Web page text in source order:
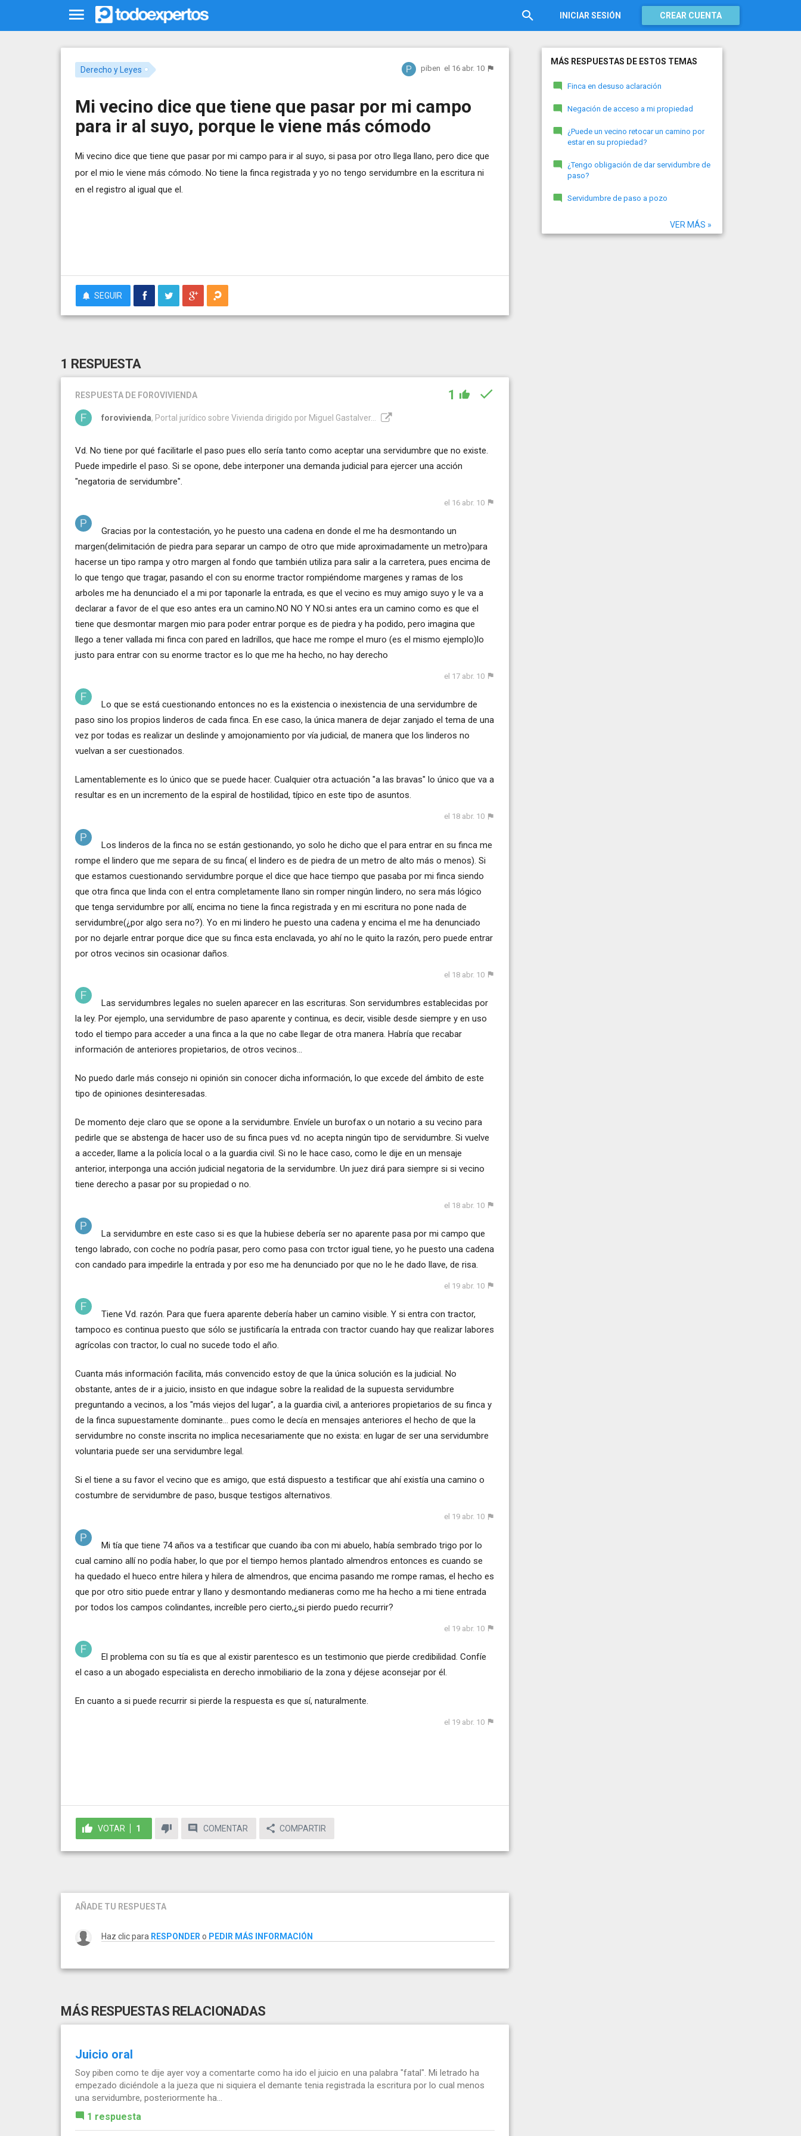
INICIAR SESIÓN CREAR CUENTA
Derecho y Leyes piben el 16 abr. 10
Mi vecino dice que tiene que pasar por mi campo
para ir al suyo, porque le viene más cómodo
Mi vecino dice que tiene que pasar por mi campo para ir al suyo, si pasa por otro llega llano, pero dice que
por el mio le viene más cómodo. No tiene la finca registrada y yo no tengo servidumbre en la escritura ni
en el registro al igual que el.
SEGUIR
1 RESPUESTA
RESPUESTA DE FOROVIVIENDA 1
forovivienda, Portal jurídico sobre Vivienda dirigido por Miguel Gastalver...
Vd. No tiene por qué facilitarle el paso pues ello sería tanto como aceptar una servidumbre que no existe.
Puede impedirle el paso. Si se opone, debe interponer una demanda judicial para ejercer una acción
"negatoria de servidumbre".
el 16 abr. 10
Gracias por la contestación, yo he puesto una cadena en donde el me ha desmontando un
margen(delimitación de piedra para separar un campo de otro que mide aproximadamente un metro)para
hacerse un tipo rampa y otro margen al fondo que también utiliza para salir a la carretera, pues encima de
lo que tengo que tragar, pasando el con su enorme tractor rompiéndome margenes y ramas de los
arboles me ha denunciado el a mi por taponarle la entrada, es que el vecino es muy amigo suyo y le va a
declarar a favor de el que eso antes era un camino.NO NO Y NO.si antes era un camino como es que el
tiene que desmontar margen mio para poder entrar porque es de piedra y ha podido, pero imagina que
llego a tener vallada mi finca con pared en ladrillos, que hace me rompe el muro (es el mismo ejemplo)lo
justo para entrar con su enorme tractor es lo que me ha hecho, no hay derecho
el 17 abr. 10
Lo que se está cuestionando entonces no es la existencia o inexistencia de una servidumbre de
paso sino los propios linderos de cada finca. En ese caso, la única manera de dejar zanjado el tema de una
vez por todas es realizar un deslinde y amojonamiento por vía judicial, de manera que los linderos no
vuelvan a ser cuestionados.
Lamentablemente es lo único que se puede hacer. Cualquier otra actuación "a las bravas" lo único que va a
resultar es en un incremento de la espiral de hostilidad, típico en este tipo de asuntos.
el 18 abr. 10
Los linderos de la finca no se están gestionando, yo solo he dicho que el para entrar en su finca me
rompe el lindero que me separa de su finca( el lindero es de piedra de un metro de alto más o menos). Si
que estamos cuestionando servidumbre porque el dice que hace tiempo que pasaba por mi finca siendo
que otra finca que linda con el entra completamente llano sin romper ningún lindero, no sera más lógico
que tenga servidumbre por allí, encima no tiene la finca registrada y en mi escritura no pone nada de
servidumbre(¿por algo sera no?). Yo en mi lindero he puesto una cadena y encima el me ha denunciado
por no dejarle entrar porque dice que su finca esta enclavada, yo ahí no le quito la razón, pero puede entrar
por otros vecinos sin ocasionar daños.
el 18 abr. 10
Las servidumbres legales no suelen aparecer en las escrituras. Son servidumbres establecidas por
la ley. Por ejemplo, una servidumbre de paso aparente y continua, es decir, visible desde siempre y en uso
todo el tiempo para acceder a una finca a la que no cabe llegar de otra manera. Habría que recabar
información de anteriores propietarios, de otros vecinos...
No puedo darle más consejo ni opinión sin conocer dicha información, lo que excede del ámbito de este
tipo de opiniones desinteresadas.
De momento deje claro que se opone a la servidumbre. Envíele un burofax o un notario a su vecino para
pedirle que se abstenga de hacer uso de su finca pues vd. no acepta ningún tipo de servidumbre. Si vuelve
a acceder, llame a la policía local o a la guardia civil. Si no le hace caso, como le dije en un mensaje
anterior, interponga una acción judicial negatoria de la servidumbre. Un juez dirá para siempre si si vecino
tiene derecho a pasar por su propiedad o no.
el 18 abr. 10
La servidumbre en este caso si es que la hubiese debería ser no aparente pasa por mi campo que
tengo labrado, con coche no podría pasar, pero como pasa con trctor igual tiene, yo he puesto una cadena
con candado para impedirle la entrada y por eso me ha denunciado por que no le he dado llave, de risa.
el 19 abr. 10
Tiene Vd. razón. Para que fuera aparente debería haber un camino visible. Y si entra con tractor,
tampoco es continua puesto que sólo se justificaría la entrada con tractor cuando hay que realizar labores
agrícolas con tractor, lo cual no sucede todo el año.
Cuanta más información facilita, más convencido estoy de que la única solución es la judicial. No
obstante, antes de ir a juicio, insisto en que indague sobre la realidad de la supuesta servidumbre
preguntando a vecinos, a los "más viejos del lugar", a la guardia civil, a anteriores propietarios de su finca y
de la finca supuestamente dominante... pues como le decía en mensajes anteriores el hecho de que la
servidumbre no conste inscrita no implica necesariamente que no exista: en lugar de ser una servidumbre
voluntaria puede ser una servidumbre legal.
Si el tiene a su favor el vecino que es amigo, que está dispuesto a testificar que ahí existía una camino o
costumbre de servidumbre de paso, busque testigos alternativos.
el 19 abr. 10
Mi tía que tiene 74 años va a testificar que cuando iba con mi abuelo, había sembrado trigo por lo
cual camino allí no podía haber, lo que por el tiempo hemos plantado almendros entonces es cuando se
ha quedado el hueco entre hilera y hilera de almendros, que encima pasando me rompe ramas, el hecho es
que por otro sitio puede entrar y llano y desmontando medianeras como me ha hecho a mi tiene entrada
por todos los campos colindantes, increíble pero cierto,¿si pierdo puedo recurrir?
el 19 abr. 10
El problema con su tía es que al existir parentesco es un testimonio que pierde credibilidad. Confíe
el caso a un abogado especialista en derecho inmobiliario de la zona y déjese aconsejar por él.
En cuanto a si puede recurrir si pierde la respuesta es que sí, naturalmente.
el 19 abr. 10
VOTAR 1 COMENTAR COMPARTIR
AÑADE TU RESPUESTA
Haz clic para RESPONDERo PEDIR MÁS INFORMACIÓN
MÁS RESPUESTAS RELACIONADAS
Juicio oral
Soy piben como te dije ayer voy a comentarte como ha ido el juicio en una palabra "fatal". Mi letrado ha
empezado diciéndole a la jueza que ni siquiera el demante tenia registrada la escritura por lo cual menos
una servidumbre, posteriormente ha...
1 respuesta
MÁS RESPUESTAS DE ESTOS TEMAS
Finca en desuso aclaración
Negación de acceso a mi propiedad
¿Puede un vecino retocar un camino por
estar en su propiedad?
¿Tengo obligación de dar servidumbre de
paso?
Servidumbre de paso a pozo
VER MÁS »